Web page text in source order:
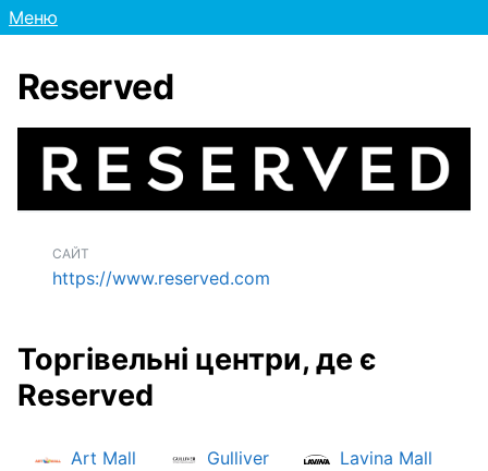
Меню
Reserved
САЙТ
https://www.reserved.com
Торгівельні центри, де є
Reserved
Art Mall Gulliver
Lavina Mall